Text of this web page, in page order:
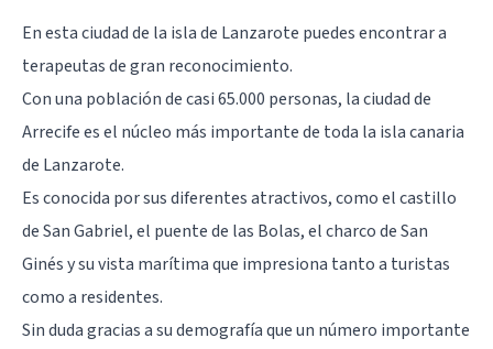
En esta ciudad de la isla de Lanzarote puedes encontrar a
terapeutas de gran reconocimiento.
Con una población de casi 65.000 personas, la ciudad de
Arrecife es el núcleo más importante de toda la isla canaria
de Lanzarote.
Es conocida por sus diferentes atractivos, como el castillo
de San Gabriel, el puente de las Bolas, el charco de San
Ginés y su vista marítima que impresiona tanto a turistas
como a residentes.
Sin duda gracias a su demografía que un número importante